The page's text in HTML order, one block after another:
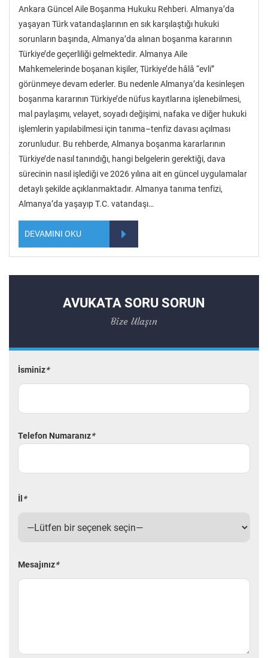
Ankara Güncel Aile Boşanma Hukuku Rehberi. Almanya’da
yaşayan Türk vatandaşlarının en sık karşılaştığı hukuki
sorunların başında, Almanya’da alınan boşanma kararının
Türkiye’de geçerliliği gelmektedir. Almanya Aile
Mahkemelerinde boşanan kişiler, Türkiye’de hâlâ “evli”
görünmeye devam ederler. Bu nedenle Almanya’da kesinleşen
boşanma kararının Türkiye’de nüfus kayıtlarına işlenebilmesi,
mal paylaşımı, velayet, soyadı değişimi, nafaka ve diğer hukuki
işlemlerin yapılabilmesi için tanıma–tenfiz davası açılması
zorunludur. Bu rehberde, Almanya boşanma kararlarının
Türkiye’de nasıl tanındığı, hangi belgelerin gerektiği, dava
sürecinin nasıl işlediği ve 2026 yılına ait en güncel uygulamalar
detaylı şekilde açıklanmaktadır. Almanya tanıma tenfizi,
Almanya’da yaşayıp T.C. vatandaşı…
DEVAMINI OKU
AVUKATA SORU SORUN
Bize Ulaşın
İsminiz*
Telefon Numaranız*
İl *
Mesajınız*